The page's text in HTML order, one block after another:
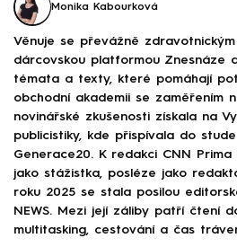
Monika Kabourková
Věnuje se převážně
dárcovskou platformou Znesnáze
témata a texty, které pomáhají
obchodní akademii se zaměřením
novinářské zkušenosti získala na
publicistiky, kde přispívala do
Generace20. K redakci CNN
jako stážistka, posléze jako
roku 2025 se stala posilou
NEWS. Mezi její záliby patří čtení
multitasking, cestování a čas